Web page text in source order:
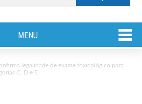
MENU
legalidade de exame toxicológico para
C, D e E